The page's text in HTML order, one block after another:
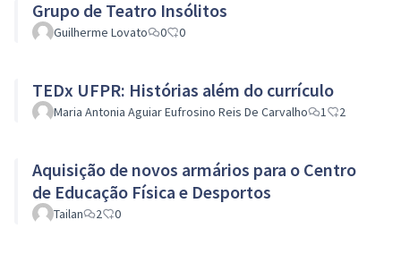
Grupo de Teatro Insólitos
Guilherme Lovato 0 0
TEDx UFPR: Histórias além do currículo
Maria Antonia Aguiar Eufrosino Reis De Carvalho 1 2
Aquisição de novos armários para o Centro
de Educação Física e Desportos
Tailan 2 0